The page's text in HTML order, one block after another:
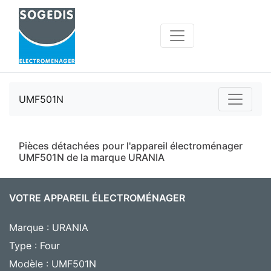
UMF501N
Pièces détachées pour l'appareil électroménager
UMF501N de la marque URANIA
VOTRE APPAREIL ÉLECTROMÉNAGER
Marque : URANIA
Type : Four
Modèle : UMF501N